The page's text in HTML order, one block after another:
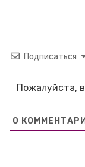
Подписаться
Пожалуйста,
0